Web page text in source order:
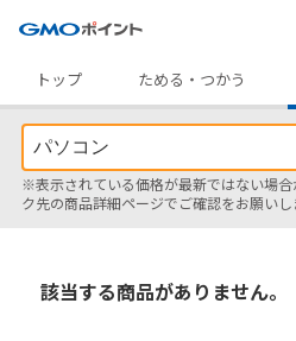
トップ
ためる・つかう
※表示されている価格が最新ではない場
ク先の商品詳細ページでご確認をお願いし
該当する商品がありません。